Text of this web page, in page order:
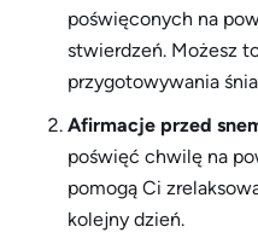
poświęconych na
stwierdzeń. Możesz
przygotowywania
Afirmacje przed
poświęć chwilę na
pomogą Ci
kolejny dzień.